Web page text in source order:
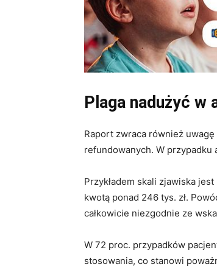
Plaga nadużyć w
Raport zwraca również
refundowanych. W przypadku
Przykładem skali zjawiska
kwotą ponad 246 tys. zł.
całkowicie niezgodnie ze
W 72 proc. przypadków
stosowania, co stanowi